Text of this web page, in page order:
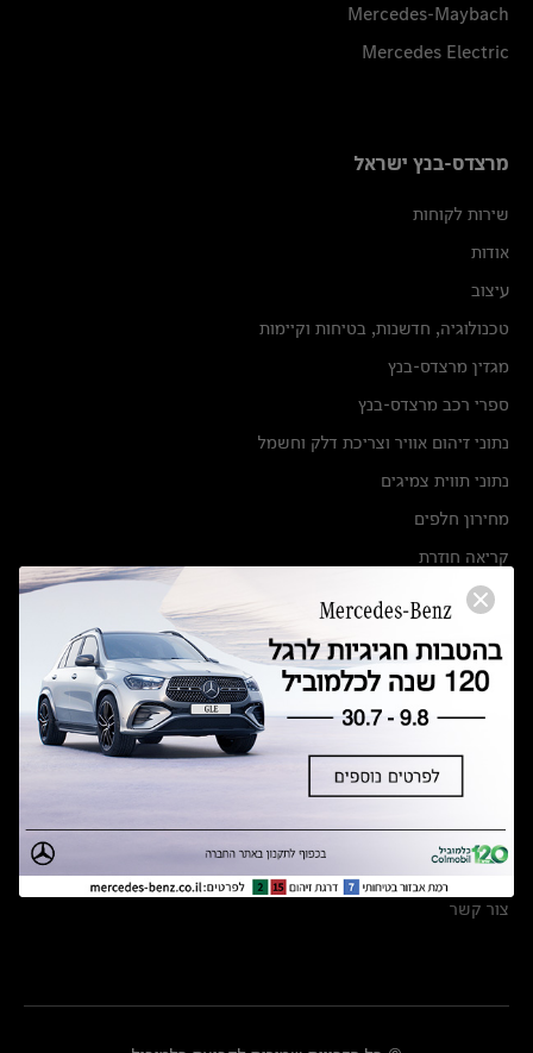
Mercedes-Maybach
Mercedes Electric
מרצדס-בנץ ישראל
שירות לקוחות
אודות
עיצוב
טכנולוגיה, חדשנות, בטיחות וקיימות
מגזין מרצדס-בנץ
ספרי רכב מרצדס-בנץ
נתוני זיהום אוויר וצריכת דלק וחשמל
נתוני תווית צמיגים
מחירון חלפים
קריאה חוזרת
הודעה על הטבות לרכבי מרצדס בהסדר פשרה בתצ 56447-02-19
תקנון ימי מכירות 120 לכלמוביל
מצאו אותנו
אולמות תצוגה
מרכזי שירות
צור קשר